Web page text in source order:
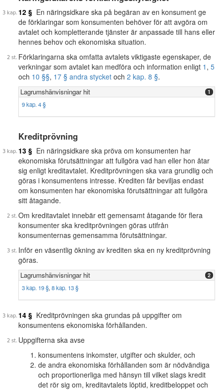
12 § En näringsidkare ska på begäran av en konsument ge
de förklaringar som konsumenten behöver för att avgöra om
avtalet och kompletterande tjänster är anpassade till hans eller
hennes behov och ekonomiska situation.
Förklaringarna ska omfatta avtalets viktigaste egenskaper, de
verkningar som avtalet kan medföra och information enligt 1 , 5
och 10 §§, 17 § andra stycket och 2 kap. 8 §.
Lagrumshänvisningar hit 1
9 kap. 4 §
Kreditprövning
13 § En näringsidkare ska pröva om konsumenten har
ekonomiska förutsättningar att fullgöra vad han eller hon åtar
sig enligt kreditavtalet. Kreditprövningen ska vara grundlig och
göras i konsumentens intresse. Krediten får beviljas endast
om konsumenten har ekonomiska förutsättningar att fullgöra
sitt åtagande.
Om kreditavtalet innebär ett gemensamt åtagande för flera
konsumenter ska kreditprövningen göras utifrån
konsumenternas gemensamma förutsättningar.
Inför en väsentlig ökning av krediten ska en ny kreditprövning
göras.
Lagrumshänvisningar hit 2
3 kap. 19 §, 8 kap. 13 §
14 § Kreditprövningen ska grundas på uppgifter om
konsumentens ekonomiska förhållanden.
Uppgifterna ska avse
konsumentens inkomster, utgifter och skulder, och
de andra ekonomiska förhållanden som är nödvändiga
och proportionerliga med hänsyn till vilket slags kredit
det rör sig om, kreditavtalets löptid, kreditbeloppet och